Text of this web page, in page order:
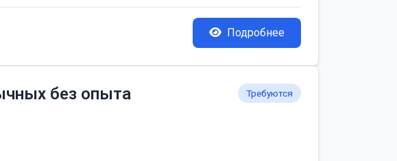
Подробнее
без опыта Требуются